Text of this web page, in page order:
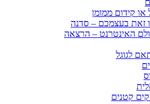
או קידום ממומן
זאת בעצמכם – סדנה
האינטרנט – הרצאה
לגוגל
קטנים